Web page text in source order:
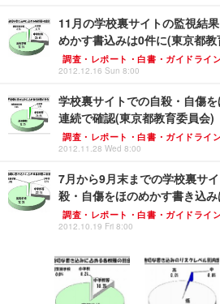
11月の学校裏サイトの監視結
めかす書込みは0件に(東京都教
調査・レポート・白書・ガイドライ
2012.12.16 Sun 8:00
学校裏サイトでの自殺・自傷
連続で確認(東京都教育委員会)
調査・レポート・白書・ガイドライ
2012.11.28 Wed 8:00
7月から9月末までの学校裏サ
殺・自傷をほのめかす書き込
調査・レポート・白書・ガイドライ
2012.10.19 Fri 8:00